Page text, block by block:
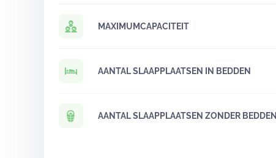
MAXIMUMCAPACITEIT
AANTAL SLAAPPLAATSEN IN BEDDEN
AANTAL SLAAPPLAATSEN ZONDER BEDDEN